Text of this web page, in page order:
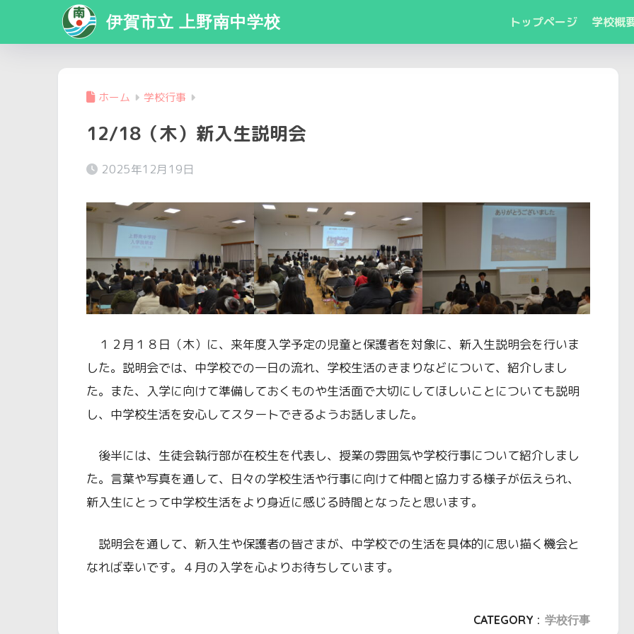
伊賀市立 上野南中学校 トップページ 学校概
ホーム 学校行事
12/18（木）新入生説明会
2025年12月19日
１２月１８日（木）に、来年度入学予定の児童と保護者を対象に、新入生説明会を行いま
した。説明会では、中学校での一日の流れ、学校生活のきまりなどについて、紹介しまし
た。また、入学に向けて準備しておくものや生活面で大切にしてほしいことについても説明
し、中学校生活を安心してスタートできるようお話しました。
後半には、生徒会執行部が在校生を代表し、授業の雰囲気や学校行事について紹介しまし
た。言葉や写真を通して、日々の学校生活や行事に向けて仲間と協力する様子が伝えられ、
新入生にとって中学校生活をより身近に感じる時間となったと思います。
説明会を通して、新入生や保護者の皆さまが、中学校での生活を具体的に思い描く機会と
なれば幸いです。４月の入学を心よりお待ちしています。
CATEGORY : 学校行事